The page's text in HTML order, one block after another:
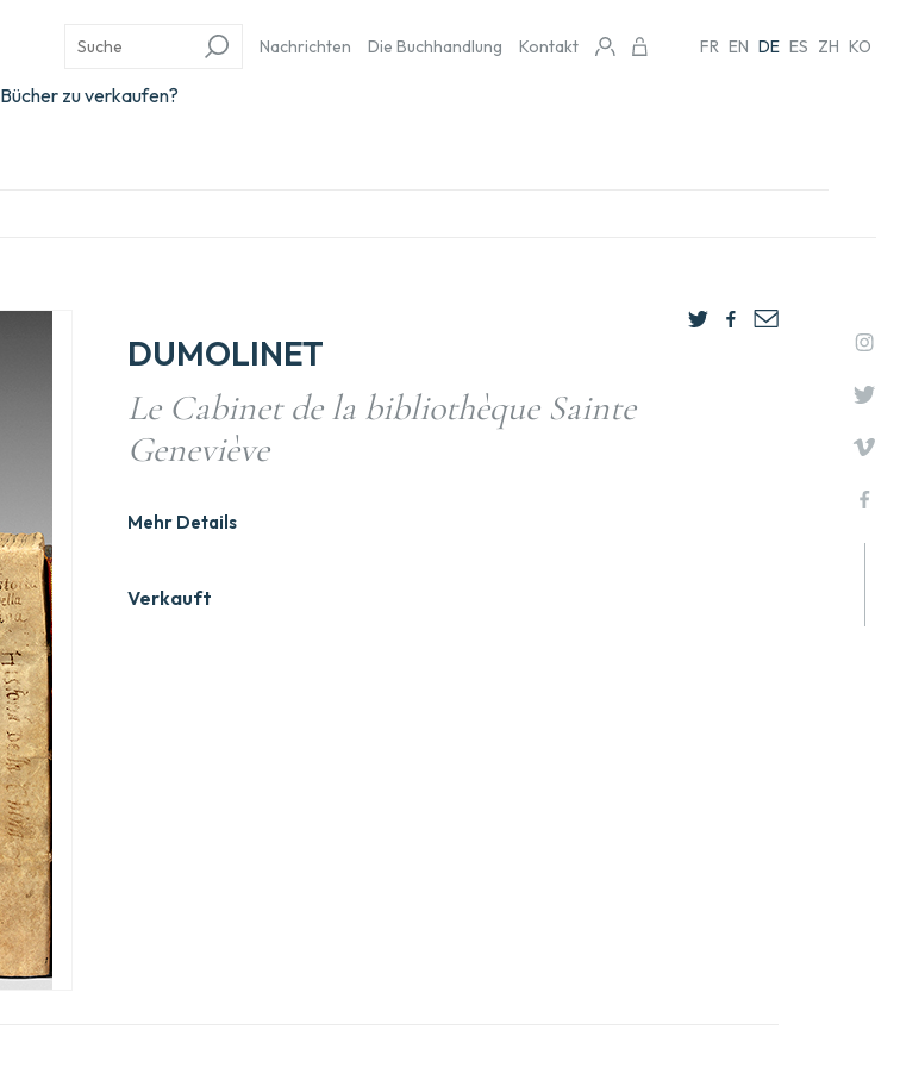
Bücher zu verkaufen?
Nachrichten Die Buchhandlung Kontakt FR EN DE ES ZH KO
DUMOLINET
Le Cabinet de la bibliothèque Sainte
Geneviève
Verkauft
Mehr Details